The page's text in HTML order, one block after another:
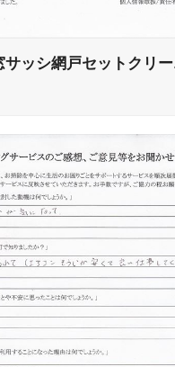
ッシ網戸セットクリ